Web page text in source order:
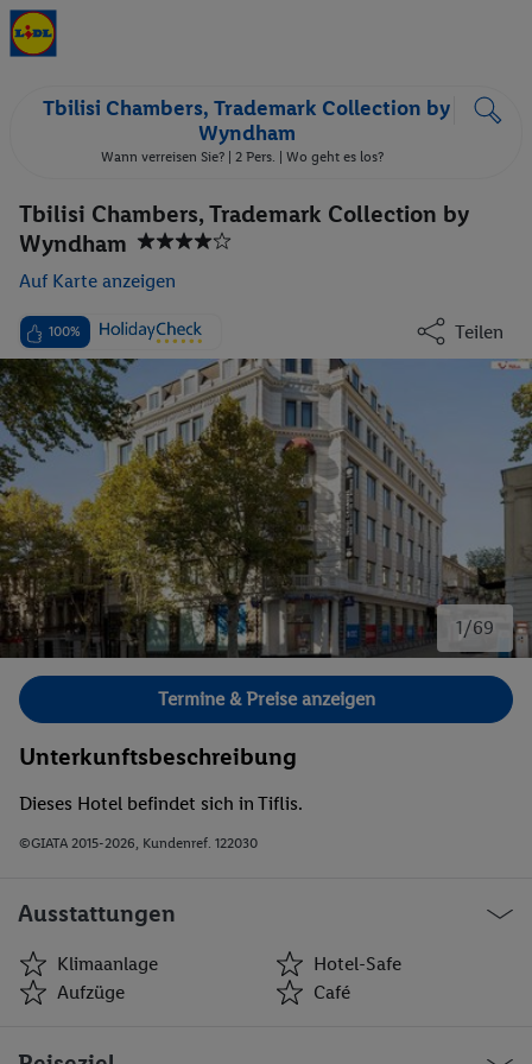
Tbilisi Chambers, Trademark Collection by
Wyndham
Wann verreisen Sie? | 2 Pers. | Wo geht es los?
Tbilisi Chambers, Trademark Collection by
Wyndham
Auf Karte anzeigen
100% Teilen
1/69
Bild 1 von 69.
Termine & Preise anzeigen
Unterkunftsbeschreibung
Dieses Hotel befindet sich in Tiflis.
©GIATA 2015-2026, Kundenref. 122030
Ausstattungen
Klimaanlage
Hotel-Safe
Aufzüge
Café